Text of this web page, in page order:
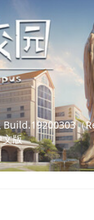
Build.19200303（
版